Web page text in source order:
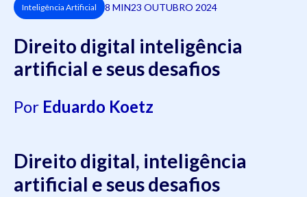
Inteligência Artificial 8 MIN23 OUTUBRO 2024
Direito digital inteligência
artificial e seus desafios
Por Eduardo Koetz
Direito digital, inteligência
artificial e seus desafios